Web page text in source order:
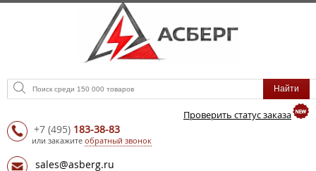
Проверить статус заказа
+7 (495) 183-38-83
или закажите обратный звонок
sales@asberg.ru